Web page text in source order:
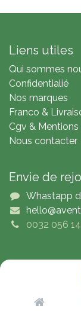
Liens utiles
Qui sommes
Confidentialié
Nos marques
Franco &
Cgv & Mentions
Nous contacter
Envie de
Whastapp
0032 056
Généré par